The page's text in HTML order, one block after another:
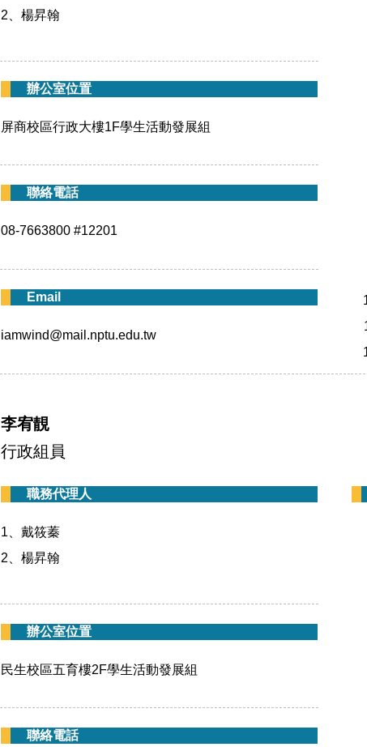
2、楊昇翰
辦公室位置
屏商校區行政大樓1F學生活動發展組
聯絡電話
08-7663800 #12201
Email
iamwind@mail.nptu.edu.tw
李宥靚
行政組員
職務代理人
1、戴筱蓁
2、楊昇翰
辦公室位置
民生校區五育樓2F學生活動發展組
聯絡電話